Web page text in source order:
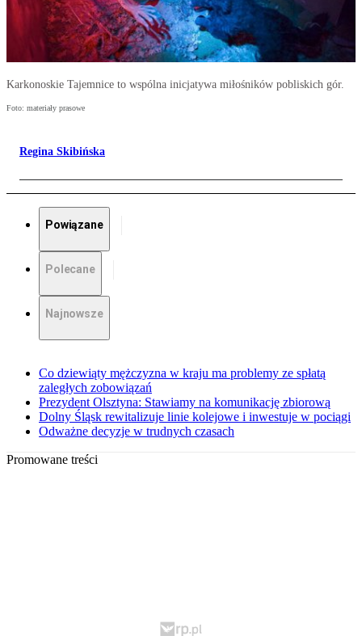
Karkonoskie Tajemnice to wspólna inicjatywa miłośników pobliskich gór.
Foto: materiały prasowe
Regina Skibińska
Powiązane
Polecane
Najnowsze
Co dziewiąty mężczyzna w kraju ma problemy ze spłatą
zaległych zobowiązań
Prezydent Olsztyna: Stawiamy na komunikację zbiorową
Dolny Śląsk rewitalizuje linie kolejowe i inwestuje w pociągi
Odważne decyzje w trudnych czasach
Promowane treści